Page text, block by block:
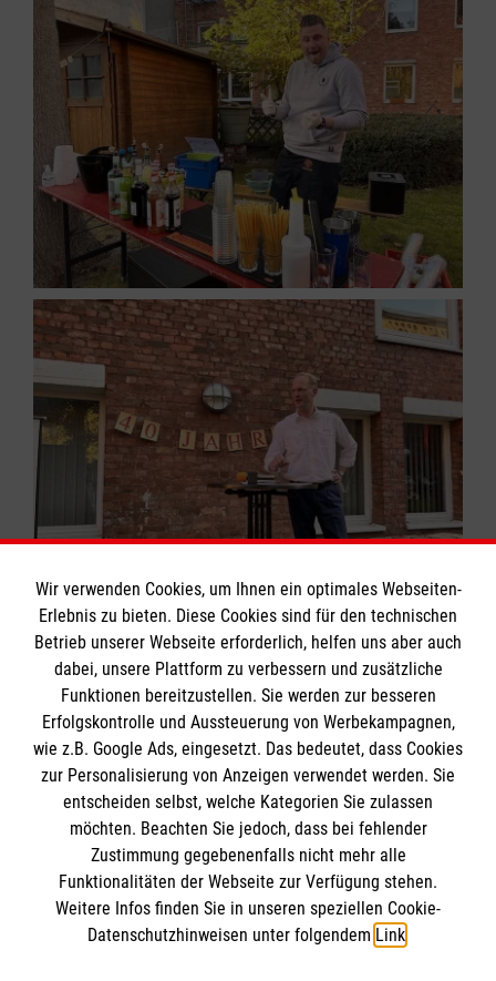
Wir verwenden Cookies, um Ihnen ein optimales Webseiten-
Erlebnis zu bieten. Diese Cookies sind für den technischen
Betrieb unserer Webseite erforderlich, helfen uns aber auch
dabei, unsere Plattform zu verbessern und zusätzliche
Funktionen bereitzustellen. Sie werden zur besseren
Erfolgskontrolle und Aussteuerung von Werbekampagnen,
wie z.B. Google Ads, eingesetzt. Das bedeutet, dass Cookies
zur Personalisierung von Anzeigen verwendet werden. Sie
entscheiden selbst, welche Kategorien Sie zulassen
möchten. Beachten Sie jedoch, dass bei fehlender
Zustimmung gegebenenfalls nicht mehr alle
Funktionalitäten der Webseite zur Verfügung stehen.
Weitere Infos finden Sie in unseren speziellen Cookie-
Datenschutzhinweisen unter folgendem Link.